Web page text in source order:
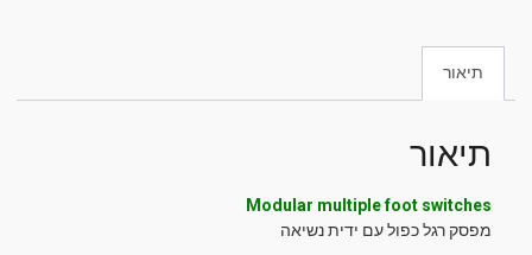
תיאור
תיאור
Modular multiple foot switches
מפסק רגל כפול עם ידית נשיאה